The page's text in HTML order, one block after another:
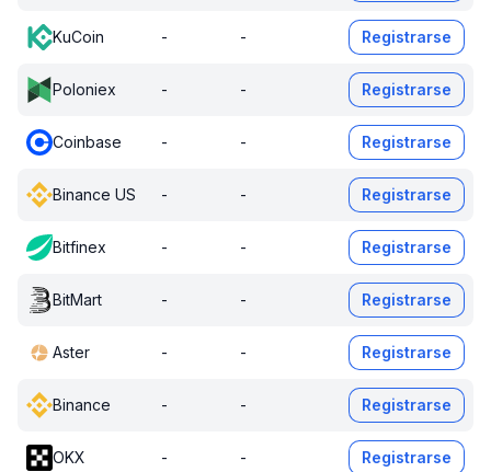
KuCoin - - Registrarse
Poloniex - - Registrarse
Coinbase - - Registrarse
Binance US - - Registrarse
Bitfinex - - Registrarse
BitMart - - Registrarse
Aster - - Registrarse
Binance - - Registrarse
OKX - - Registrarse